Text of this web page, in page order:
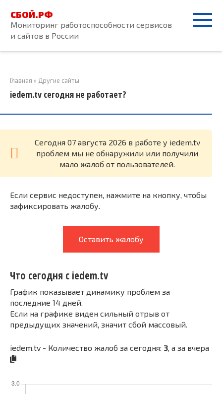
контенту
СБОЙ.РФ
Мониторинг работоспособности сервисов
и сайтов в России
Главная » Другие сайты
iedem.tv сегодня не работает?
Cегодня 07 августа 2026 в работе у iedem.tv
проблем мы не обнаружили или получили
мало жалоб от пользователей.
Если сервис недоступен, нажмите на кнопку, чтобы
зафиксировать жалобу.
Оставить жалобу
Что сегодня с iedem.tv
График показывает динамику проблем за
последние 14 дней.
Если на графике виден сильный отрыв от
предыдущих значений, значит сбой массовый.
iedem.tv - Количество жалоб за сегодня: 3 , а за вчера